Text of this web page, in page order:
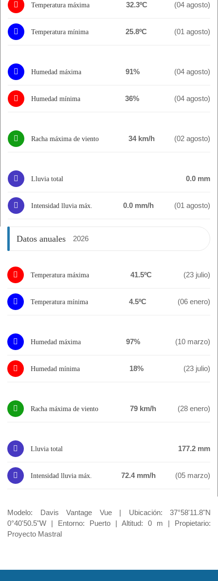
Temperatura máxima 32.3ºC (04 agosto)
Temperatura mínima 25.8ºC (01 agosto)
Humedad máxima 91% (04 agosto)
Humedad mínima 36% (04 agosto)
Racha máxima de viento 34 km/h (02 agosto)
Lluvia total 0.0 mm
Intensidad lluvia máx. 0.0 mm/h (01 agosto)
Datos anuales 2026
Temperatura máxima 41.5ºC (23 julio)
Temperatura mínima 4.5ºC (06 enero)
Humedad máxima 97% (10 marzo)
Humedad mínima 18% (23 julio)
Racha máxima de viento 79 km/h (28 enero)
Lluvia total 177.2 mm
Intensidad lluvia máx. 72.4 mm/h (05 marzo)
Modelo: Davis Vantage Vue | Ubicación: 37°58'11.8"N
0°40'50.5"W | Entorno: Puerto | Altitud: 0 m | Propietario:
Proyecto Mastral